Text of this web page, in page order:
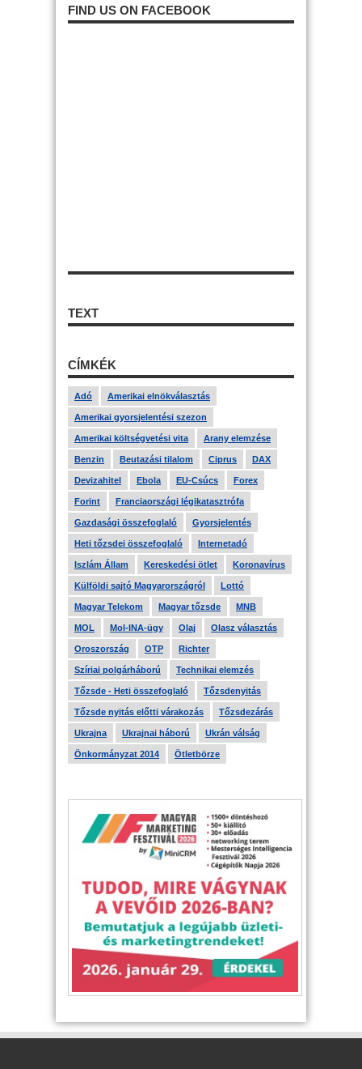
FIND US ON FACEBOOK
TEXT
CÍMKÉK
Adó Amerikai elnökválasztás
Amerikai gyorsjelentési szezon
Amerikai költségvetési vita Arany elemzése
Benzin Beutazási tilalom Ciprus DAX
Devizahitel Ebola EU-Csúcs Forex
Forint Franciaországi légikatasztrófa
Gazdasági összefoglaló Gyorsjelentés
Heti tőzsdei összefoglaló Internetadó
Iszlám Állam Kereskedési ötlet Koronavírus
Külföldi sajtó Magyarországról Lottó
Magyar Telekom Magyar tőzsde MNB
MOL Mol-INA-ügy Olaj Olasz választás
Oroszország OTP Richter
Szíriai polgárháború Technikai elemzés
Tőzsde - Heti összefoglaló Tőzsdenyitás
Tőzsde nyitás előtti várakozás Tőzsdezárás
Ukrajna Ukrajnai háború Ukrán válság
Önkormányzat 2014 Ötletbörze